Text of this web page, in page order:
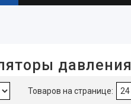
давления